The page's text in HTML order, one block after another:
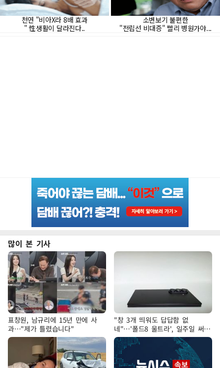
많이 본 기사
표창원, 남규리에 15년 만에 사
과…"제가 틀렸습니다"
"창 3개 띄워도 답답함 없
네"…'폴드8 울트라', 일주일 써보
니